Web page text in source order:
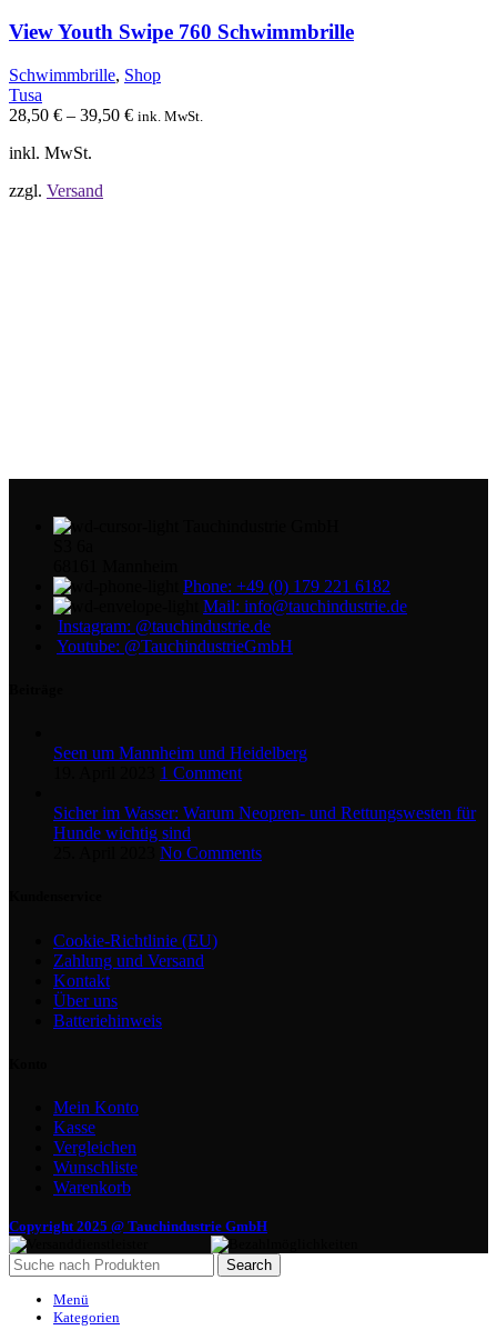
auf.
Die
Optionen
können
auf
View Youth Swipe 760 Schwimmbrille
Schwimmbrille, Shop
Tusa
28,50 € – 39,50 € ink. MwSt.
inkl. MwSt.
zzgl. Versand
Phone: +49 (0) 179 221 6182
Mail: info@tauchindustrie.de
Instagram: @tauchindustrie.de
Youtube: @TauchindustrieGmbH
Seen um Mannheim und Heidelberg
1 Comment
Sicher im Wasser: Warum Neopren- und Rettungswesten für
Hunde wichtig sind
No Comments
Cookie-Richtlinie (EU)
Zahlung und Versand
Kontakt
Über uns
Batteriehinweis
Mein Konto
Kasse
Vergleichen
Wunschliste
Warenkorb
Copyright 2025 @ Tauchindustrie GmbH
Search
Menü
Kategorien